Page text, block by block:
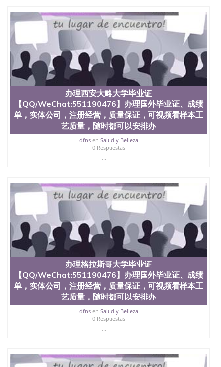
办理西安大略大学毕业证
【QQ/WeChat:551190476】办理国外毕业证、成绩
单，实体公司，注册经营，质量保证，可视频看样本工
艺质量，随时都可以安排办
dfnsen Salud y Belleza
0 Respuestas
...
办理格拉斯哥大学毕业证
【QQ/WeChat:551190476】办理国外毕业证、成绩
单，实体公司，注册经营，质量保证，可视频看样本工
艺质量，随时都可以安排办
dfnsen Salud y Belleza
0 Respuestas
...